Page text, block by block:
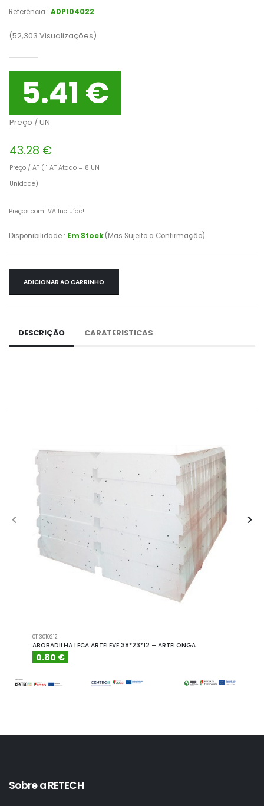
Referência : ADP104022
(52,303 Visualizações)
5.41 €
Preço / UN
43.28 €
Preço / AT ( 1 AT Atado = 8 UN
Unidade)
Preços com IVA Incluído!
Disponibilidade : Em Stock(Mas Sujeito a Confirmação)
ADICIONAR AO CARRINHO
DESCRIÇÃO CARATERISTICAS
0113010212
ABOBADILHA LECA ARTELEVE 38*23*12 – ARTELONGA
0.80 €
Sobre a RETECH